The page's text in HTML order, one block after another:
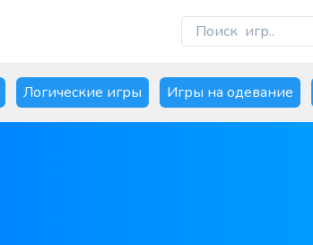
Логические игры Игры на одевание